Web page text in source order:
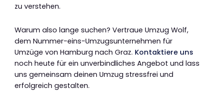
zu verstehen.
Warum also lange suchen? Vertraue Umzug Wolf,
dem Nummer-eins-Umzugsunternehmen für
Umzüge von Hamburg nach Graz. Kontaktiere uns
noch heute für ein unverbindliches Angebot und lass
uns gemeinsam deinen Umzug stressfrei und
erfolgreich gestalten.